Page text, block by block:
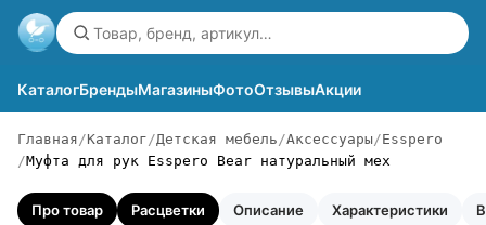
КаталогБрендыМагазиныФотоОтзывыАкции
Главная Каталог Детская мебель Аксессуары Esspero
Муфта для рук Esspero Bear натуральный мех
Про товар Расцветки Описание Характеристики